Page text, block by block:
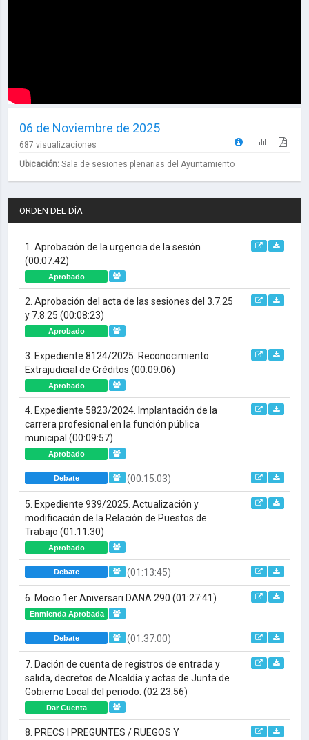
06 de Noviembre de 2025
687 visualizaciones
Ubicación: Sala de sesiones plenarias del Ayuntamiento
ORDEN DEL DÍA
1. Aprobación de la urgencia de la sesión
(00:07:42)
Aprobado
2. Aprobación del acta de las sesiones del 3.7.25
y 7.8.25 (00:08:23)
Aprobado
3. Expediente 8124/2025. Reconocimiento
Extrajudicial de Créditos (00:09:06)
Aprobado
4. Expediente 5823/2024. Implantación de la
carrera profesional en la función pública
municipal (00:09:57)
Aprobado
Debate (00:15:03)
5. Expediente 939/2025. Actualización y
modificación de la Relación de Puestos de
Trabajo (01:11:30)
Aprobado
Debate (01:13:45)
6. Mocio 1er Aniversari DANA 290 (01:27:41)
Enmienda Aprobada
Debate (01:37:00)
7. Dación de cuenta de registros de entrada y
salida, decretos de Alcaldía y actas de Junta de
Gobierno Local del periodo. (02:23:56)
Dar Cuenta
8. PRECS I PREGUNTES / RUEGOS Y